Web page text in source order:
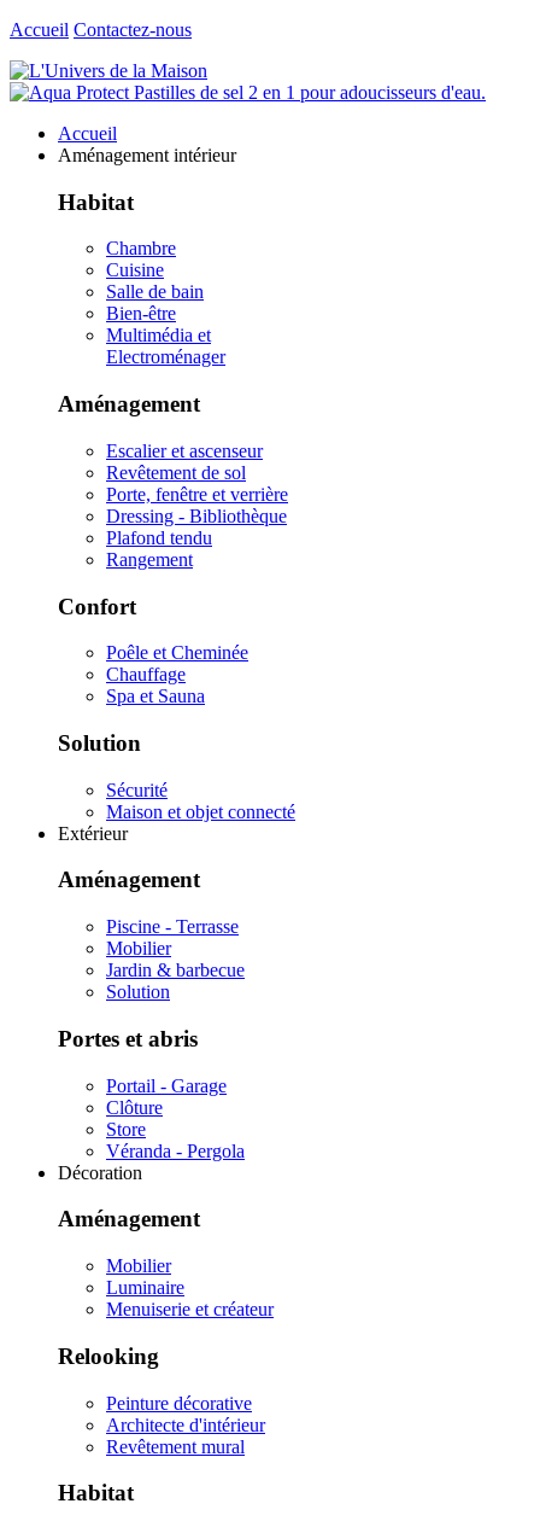
Accueil Contactez-nous
Accueil
Aménagement intérieur
Habitat
Chambre
Cuisine
Salle de bain
Bien-être
Multimédia et
Electroménager
Aménagement
Escalier et ascenseur
Revêtement de sol
Porte, fenêtre et verrière
Dressing - Bibliothèque
Plafond tendu
Rangement
Confort
Poêle et Cheminée
Chauffage
Spa et Sauna
Solution
Sécurité
Maison et objet connecté
Extérieur
Aménagement
Piscine - Terrasse
Mobilier
Jardin & barbecue
Solution
Portes et abris
Portail - Garage
Clôture
Store
Véranda - Pergola
Décoration
Aménagement
Mobilier
Luminaire
Menuiserie et créateur
Relooking
Peinture décorative
Architecte d'intérieur
Revêtement mural
Habitat